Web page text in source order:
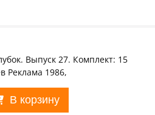
Выпуск 27. Комплект: 15
Реклама 1986,
В корзину